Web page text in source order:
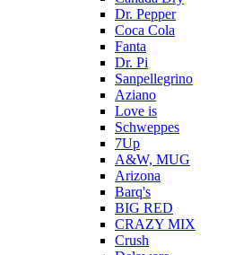
Dr. Pepper
Coca Cola
Fanta
Dr. Pi
Sanpellegrino
Aziano
Love is
Schweppes
7Up
A&W, MUG
Arizona
Barq's
BIG RED
CRAZY MIX
Crush